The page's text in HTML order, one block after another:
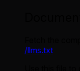
/llms.txt